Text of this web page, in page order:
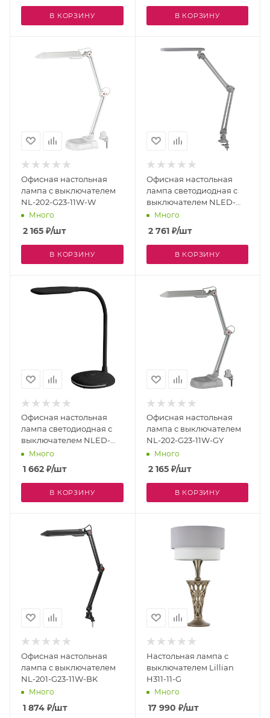
В КОРЗИНУ В КОРЗИНУ
Офисная настольная
лампа с выключателем
NL-202-G23-11W-W
Много
2 165 ₽/шт
В КОРЗИНУ
Офисная настольная
лампа светодиодная с
выключателем NLED-
441-7W-S
Много
2 761₽/шт
В КОРЗИНУ
Офисная настольная
лампа светодиодная с
выключателем NLED-
477-8W-BK
Много
1 662 ₽/шт
В КОРЗИНУ
Офисная настольная
лампа с выключателем
NL-202-G23-11W-GY
Много
2 165₽/шт
В КОРЗИНУ
Офисная настольная
лампа с выключателем
NL-201-G23-11W-BK
Много
1 874 ₽/шт
Настольная лампа с
выключателем Lillian
H311-11-G
Много
17 990 ₽/шт